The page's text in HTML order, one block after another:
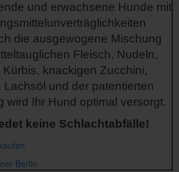
und erwachsene Hunde mit
die ausgewogene Mischung
Fleisch, Nudeln,
knackigen Zucchini,
Lachsöl und der patentierten
wird Ihr Hund optimal versorgt.
keine Schlachtabfälle!